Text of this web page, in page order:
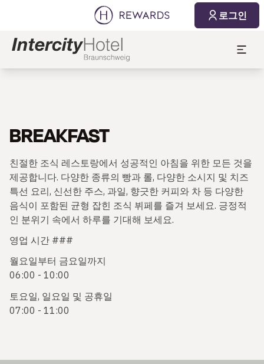
로그인
BREAKFAST
친절한 조식 레스토랑에서 성공적인 아침을 위한 모든 것을
제공합니다. 다양한 종류의 빵과 롤, 다양한 소시지 및 치즈
특선 요리, 신선한 주스, 과일, 향긋한 커피와 차 등 다양한
음식이 포함된 균형 잡힌 조식 뷔페를 즐겨 보세요. 긍정적
인 분위기 속에서 하루를 기대해 보세요.
영업 시간 ###
월요일부터 금요일까지
06:00 - 10:00
토요일, 일요일 및 공휴일
07:00 - 11:00